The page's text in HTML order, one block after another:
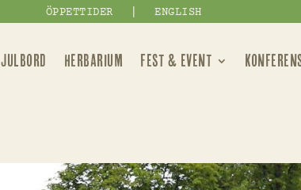
ÖPPETTIDER ENGLISH
JULBORD HERBARIUM FEST & EVENT